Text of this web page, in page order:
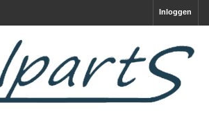
Inloggen